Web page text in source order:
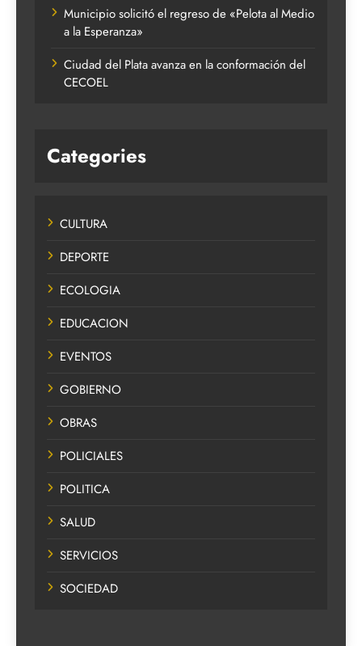
Municipio solicitó el regreso de «Pelota al Medio
a la Esperanza»
Ciudad del Plata avanza en la conformación del
CECOEL
Categories
CULTURA
DEPORTE
ECOLOGIA
EDUCACION
EVENTOS
GOBIERNO
OBRAS
POLICIALES
POLITICA
SALUD
SERVICIOS
SOCIEDAD